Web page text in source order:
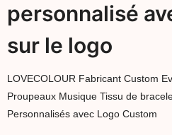
personnalisé
sur le logo
LOVECOLOUR Fabricant Custom
Proupeaux Musique Tissu de
Personnalisés avec Logo Custom